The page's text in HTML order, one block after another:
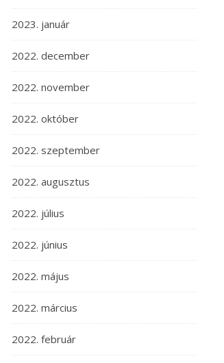
2023. január
2022. december
2022. november
2022. október
2022. szeptember
2022. augusztus
2022. július
2022. június
2022. május
2022. március
2022. február